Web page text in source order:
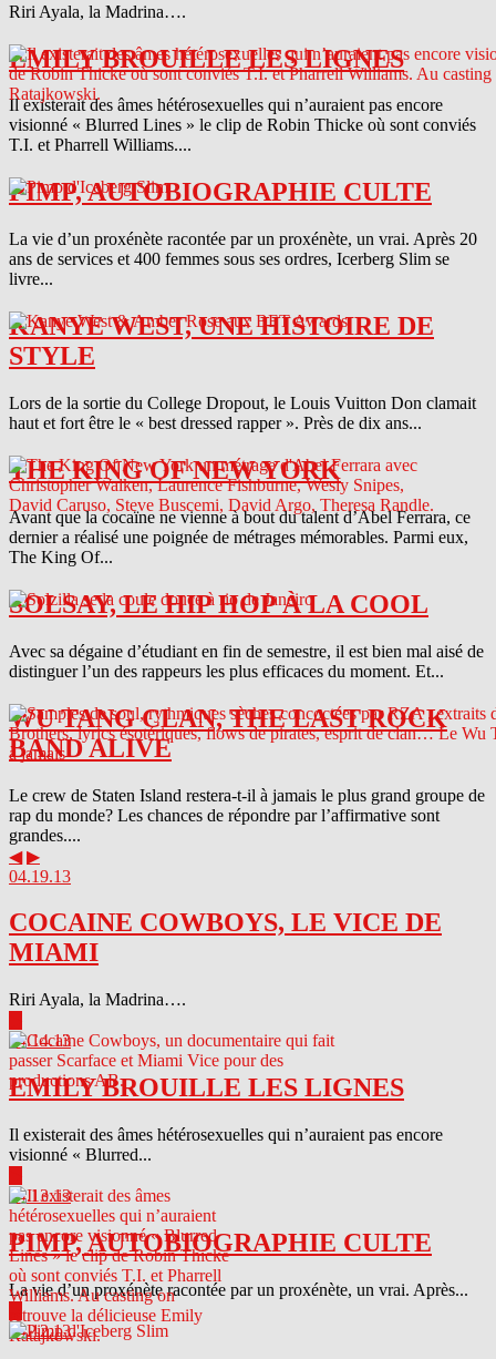
Riri Ayala, la Madrina….
EMILY BROUILLE LES LIGNES
Il existerait des âmes hétérosexuelles qui n’auraient pas encore
visionné « Blurred Lines » le clip de Robin Thicke où sont conviés
T.I. et Pharrell Williams....
PIMP, AUTOBIOGRAPHIE CULTE
La vie d’un proxénète racontée par un proxénète, un vrai. Après 20
ans de services et 400 femmes sous ses ordres, Icerberg Slim se
livre...
KANYE WEST, UNE HISTOIRE DE
STYLE
Lors de la sortie du College Dropout, le Louis Vuitton Don clamait
haut et fort être le « best dressed rapper ». Près de dix ans...
THE KING OF NEW YORK
Avant que la cocaïne ne vienne à bout du talent d’Abel Ferrara, ce
dernier a réalisé une poignée de métrages mémorables. Parmi eux,
The King Of...
SOLSAY, LE HIP HOP À LA COOL
Avec sa dégaine d’étudiant en fin de semestre, il est bien mal aisé de
distinguer l’un des rappeurs les plus efficaces du moment. Et...
WU TANG CLAN, THE LAST ROCK
BAND ALIVE
Le crew de Staten Island restera-t-il à jamais le plus grand groupe de
rap du monde? Les chances de répondre par l’affirmative sont
grandes....
◀ ▶
04.19.13
COCAINE COWBOYS, LE VICE DE
MIAMI
Riri Ayala, la Madrina….
04.14.13
EMILY BROUILLE LES LIGNES
Il existerait des âmes hétérosexuelles qui n’auraient pas encore
visionné « Blurred...
04.13.13
PIMP, AUTOBIOGRAPHIE CULTE
La vie d’un proxénète racontée par un proxénète, un vrai. Après...
04.12.13